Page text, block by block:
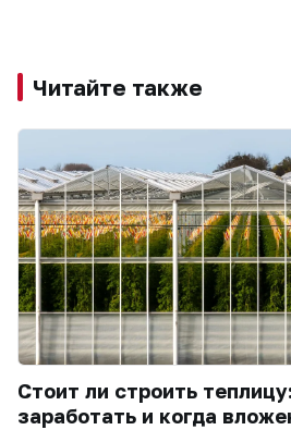
Читайте также
Стоит ли строить
заработать и когда